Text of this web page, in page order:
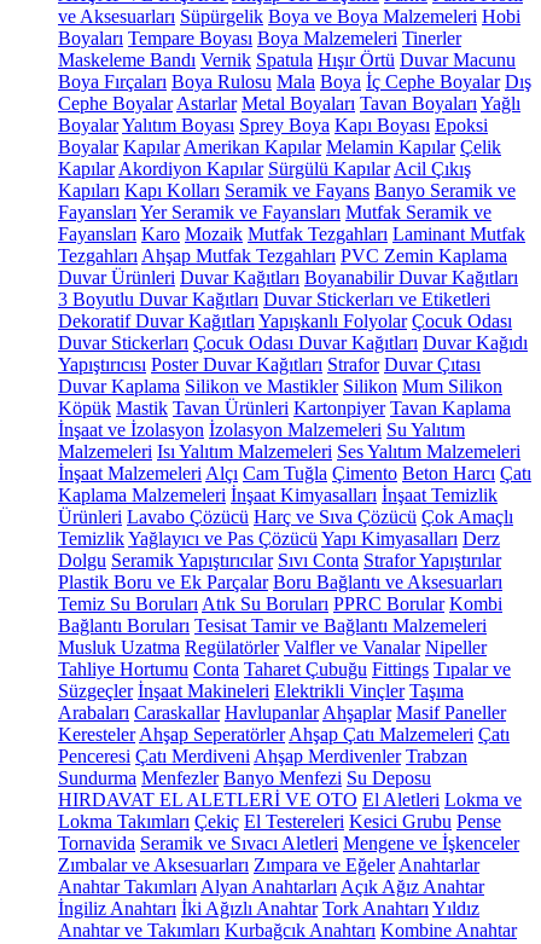
ve Aksesuarları Süpürgelik Boya ve Boya Malzemeleri Hobi
Boyaları Tempare Boyası Boya Malzemeleri Tinerler
Maskeleme Bandı Vernik Spatula Hışır Örtü Duvar Macunu
Boya Fırçaları Boya Rulosu Mala Boya İç Cephe Boyalar Dış
Cephe Boyalar Astarlar Metal Boyaları Tavan Boyaları Yağlı
BoyalarYalıtım Boyası Sprey Boya Kapı Boyası Epoksi
Boyalar Kapılar Amerikan Kapılar Melamin Kapılar Çelik
Kapılar Akordiyon Kapılar Sürgülü Kapılar Acil Çıkış
Kapıları Kapı Kolları Seramik ve Fayans Banyo Seramik ve
Fayansları Yer Seramik ve Fayansları Mutfak Seramik ve
Fayansları Karo Mozaik Mutfak Tezgahları Laminant Mutfak
Tezgahları Ahşap Mutfak Tezgahları PVC Zemin Kaplama
Duvar Ürünleri Duvar Kağıtları Boyanabilir Duvar Kağıtları
3 Boyutlu Duvar Kağıtları Duvar Stickerları ve Etiketleri
Dekoratif Duvar Kağıtları Yapışkanlı Folyolar Çocuk Odası
Duvar Stickerları Çocuk Odası Duvar Kağıtları Duvar Kağıdı
Yapıştırıcısı Poster Duvar Kağıtları Strafor Duvar Çıtası
Duvar Kaplama Silikon ve Mastikler Silikon Mum Silikon
Köpük Mastik Tavan Ürünleri Kartonpiyer Tavan Kaplama
İnşaat ve İzolasyon İzolasyon Malzemeleri Su Yalıtım
Malzemeleri Isı Yalıtım Malzemeleri Ses Yalıtım Malzemeleri
İnşaat Malzemeleri Alçı Cam Tuğla Çimento Beton Harcı Çatı
Kaplama Malzemeleri İnşaat Kimyasalları İnşaat Temizlik
Ürünleri Lavabo Çözücü Harç ve Sıva Çözücü Çok Amaçlı
TemizlikYağlayıcı ve Pas Çözücü Yapı Kimyasalları Derz
Dolgu Seramik Yapıştırıcılar Sıvı Conta Strafor Yapıştırılar
Plastik Boru ve Ek Parçalar Boru Bağlantı ve Aksesuarları
Temiz Su Boruları Atık Su Boruları PPRC Borular Kombi
Bağlantı Boruları Tesisat Tamir ve Bağlantı Malzemeleri
Musluk Uzatma Regülatörler Valfler ve Vanalar Nipeller
Tahliye Hortumu Conta Taharet Çubuğu Fittings Tıpalar ve
Süzgeçler İnşaat Makineleri Elektrikli Vinçler Taşıma
Arabaları Caraskallar Havlupanlar Ahşaplar Masif Paneller
Keresteler Ahşap Seperatörler Ahşap Çatı Malzemeleri Çatı
Penceresi Çatı Merdiveni Ahşap Merdivenler Trabzan
Sundurma Menfezler Banyo Menfezi Su Deposu
HIRDAVAT EL ALETLERİ VE OTO El Aletleri Lokma ve
Lokma Takımları Çekiç El Testereleri Kesici Grubu Pense
Tornavida Seramik ve Sıvacı Aletleri Mengene ve İşkenceler
Zımbalar ve Aksesuarları Zımpara ve Eğeler Anahtarlar
Anahtar Takımları Alyan Anahtarları Açık Ağız Anahtar
İngiliz Anahtarı İki Ağızlı Anahtar Tork Anahtarı Yıldız
Anahtar ve Takımları Kurbağcık Anahtarı Kombine Anahtar